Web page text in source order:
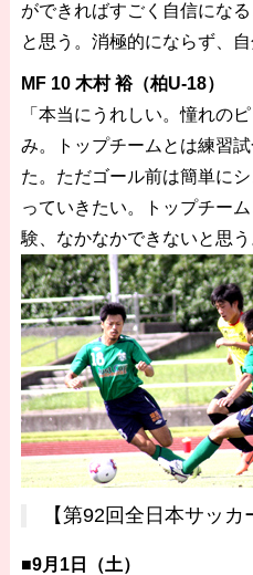
ができればすごく自信にな
と思う。消極的にならず、
MF 10 木村 裕（柏U-18）
「本当にうれしい。憧れの
み。トップチームとは練習
た。ただゴール前は簡単に
っていきたい。トップチー
験、なかなかできないと思
【第92回全日本サッ
■9月1日（土）